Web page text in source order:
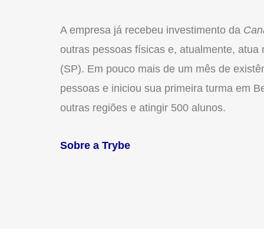
A empresa já recebeu investimento da
outras pessoas físicas e, atualmente,
(SP). Em pouco mais de um mês de
pessoas e iniciou sua primeira turma em
outras regiões e atingir 500 alunos.
Sobre a Trybe